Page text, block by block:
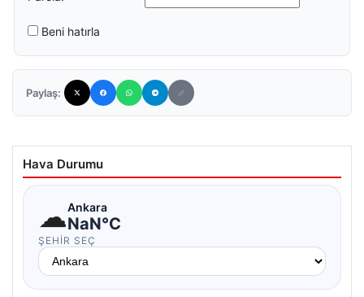
Beni hatırla
Paylaş:
Hava Durumu
☁Ankara
NaN°C
ŞEHIR SEÇ